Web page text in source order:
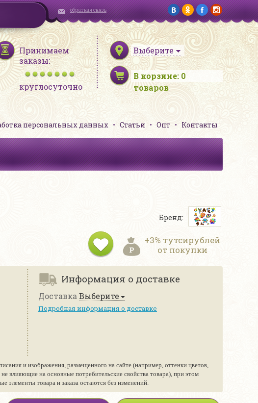
обратная связь
Принимаем
заказы:
круглосуточно
Выберите
В корзине: 0
товаров
персональных данных Статьи Опт Контакты
Бренд:
+3% тутсирублей
от покупки
Информация о доставке
Доставка Выберите
Подробная информация о доставке
и изображения, размещенного на сайте (например, оттенки цветов,
влияющие на основные потребительские свойства товара), при этом
элементы товара и заказа остаются без изменений.